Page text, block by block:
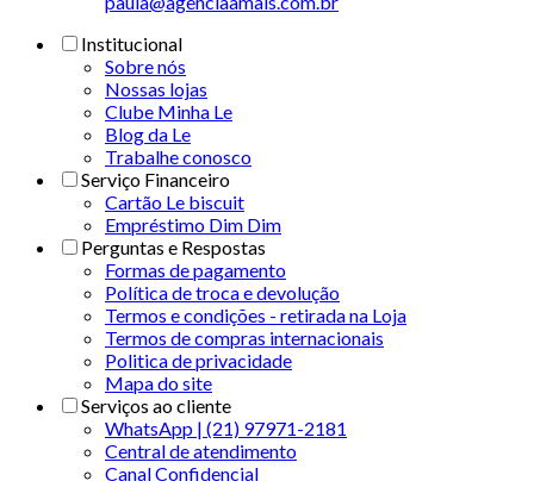
Institucional
Sobre nós
Nossas lojas
Clube Minha Le
Blog da Le
Trabalhe conosco
Serviço Financeiro
Cartão Le biscuit
Empréstimo Dim Dim
Perguntas e Respostas
Formas de pagamento
Política de troca e devolução
Termos e condições - retirada na Loja
Termos de compras internacionais
Politica de privacidade
Mapa do site
Serviços ao cliente
WhatsApp | (21) 97971-2181
Central de atendimento
Canal Confidencial